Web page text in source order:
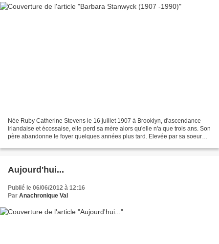
Née Ruby Catherine Stevens le 16 juillet 1907 à Brooklyn, d'ascendance
irlandaise et écossaise, elle perd sa mère alors qu'elle n'a que trois ans. Son
père abandonne le foyer quelques années plus tard. Elevée par sa soeur
Aujourd'hui...
Publié le 06/06/2012 à 12:16
Par Anachronique Val